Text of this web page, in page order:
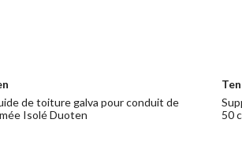
de toiture galva pour conduit de
Isolé Duoten
Ten
50